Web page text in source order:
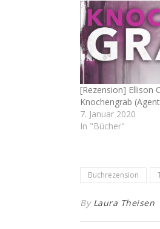
[Rezension] Ellison
Knochengrab
7. Januar 2020
In "Bücher"
Buchrezension
By Laura Theisen